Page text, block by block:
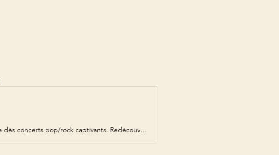
Christian Chenet, alias Krys C, chanteur et guitariste, propose des concerts pop/rock captivants. Redécouvrez les classiques avec une énergie et une passion uniques.